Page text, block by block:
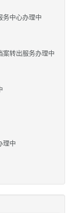
务中心办理中
转出服务办理中
理中